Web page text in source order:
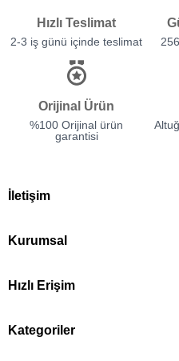
Hızlı Teslimat
2-3 iş günü içinde teslimat
Orijinal Ürün
%100 Orijinal ürün
garantisi
İletişim
Kurumsal
Hızlı Erişim
Kategoriler